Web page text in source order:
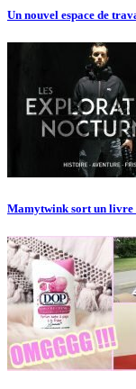
Un nouvel espace de
Mamytwink sort un livre